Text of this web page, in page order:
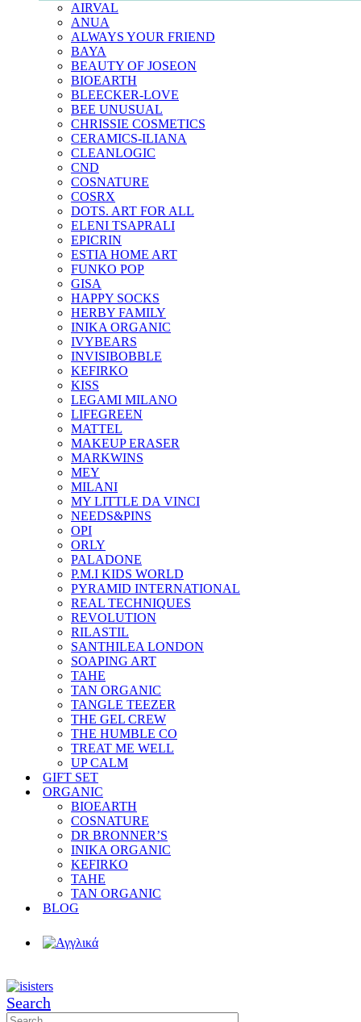
AIRVAL
ANUA
ALWAYS YOUR FRIEND
BAYA
BEAUTY OF JOSEON
BIOEARTH
BLEECKER-LOVE
BEE UNUSUAL
CHRISSIE COSMETICS
CERAMICS-ILIANA
CLEANLOGIC
CND
COSNATURE
COSRX
DOTS. ART FOR ALL
ELENI TSAPRALI
EPICRIN
ESTIA HOME ART
FUNKO POP
GISA
HAPPY SOCKS
HERBY FAMILY
INIKA ORGANIC
IVYBEARS
INVISIBOBBLE
KEFIRKO
KISS
LEGAMI MILANO
LIFEGREEN
MATTEL
MAKEUP ERASER
MARKWINS
MEY
MILANI
MY LITTLE DA VINCI
NEEDS&PINS
OPI
ORLY
PALADONE
P.M.I KIDS WORLD
PYRAMID INTERNATIONAL
REAL TECHNIQUES
REVOLUTION
RILASTIL
SANTHILEA LONDON
SOAPING ART
TAHE
TAN ORGANIC
TANGLE TEEZER
THE GEL CREW
THE HUMBLE CO
TREAT ME WELL
UP CALM
GIFT SET
ORGANIC
BIOEARTH
COSNATURE
DR BRONNER’S
INIKA ORGANIC
KEFIRKO
TAHE
TAN ORGANIC
BLOG
Search